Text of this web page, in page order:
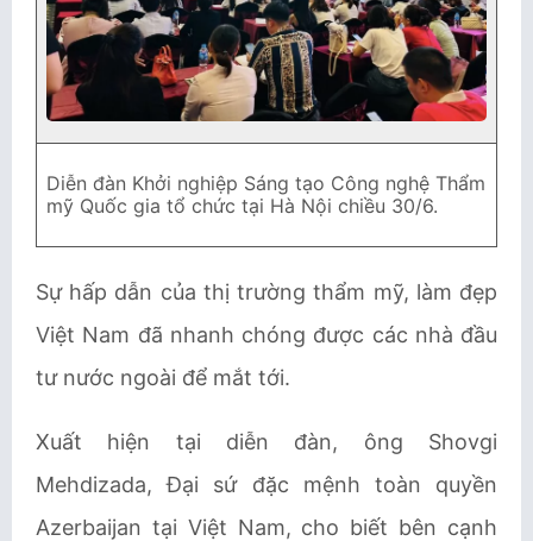
Diễn đàn Khởi nghiệp Sáng tạo Công nghệ Thẩm
mỹ Quốc gia tổ chức tại Hà Nội chiều 30/6.
Sự hấp dẫn của thị trường thẩm mỹ, làm đẹp
Việt Nam đã nhanh chóng được các nhà đầu
tư nước ngoài để mắt tới.
Xuất hiện tại diễn đàn, ông Shovgi
Mehdizada, Đại sứ đặc mệnh toàn quyền
Azerbaijan tại Việt Nam, cho biết bên cạnh